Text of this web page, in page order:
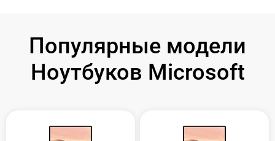
Популярные модели
Ноутбуков Microsoft